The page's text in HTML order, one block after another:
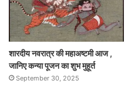
शारदीय नवरात्र की महाअष्टमी आज ,
जानिए कन्या पूजन का शुभ मुहूर्त
September 30, 2025